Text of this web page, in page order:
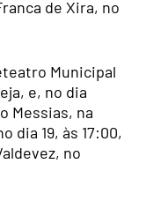
de Xira, no
Municipal
e, no dia
Messias, na
dia 19, às 17:00,
no